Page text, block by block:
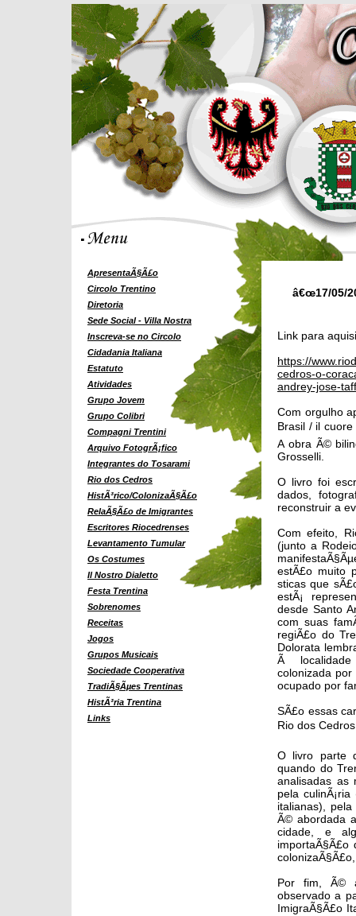
ApresentaÃ§Ã£o
Circolo Trentino
Diretoria
Sede Social - Villa Nostra
Inscreva-se no Circolo
Cidadania Italiana
Estatuto
Atividades
Grupo Jovem
Grupo Colibri
Compagni Trentini
Arquivo FotogrÃ¡fico
Integrantes do Tosarami
Rio dos Cedros
HistÃ³rico/ColonizaÃ§Ã£o
RelaÃ§Ã£o de Imigrantes
Escritores Riocedrenses
Levantamento Tumular
Os Costumes
Il Nostro Dialetto
Festa Trentina
Sobrenomes
Receitas
Jogos
Grupos Musicais
Sociedade Cooperativa
TradiÃ§Ãµes Trentinas
HistÃ³ria Trentina
Links
â€œ17/05/
Link para
https://
cedros-o-
andrey-jose-
Com orgulho
Brasil / il cuore
A obra Ã©
Grosselli.
O livro foi
dados,
reconstruir a
Com efeito,
(junto a
estÃ£o muito
sticas que
estÃ¡
desde Santo
com suas
regiÃ£o do
Dolorata
Ã localidade
colonizada
ocupado por
SÃ£o essas
Rio dos
O livro parte
quando do
analisadas as
pela
italianas),
Ã© abordada
cidade, e
Por fim, Ã©
observado a
ImigraÃ§Ã£o